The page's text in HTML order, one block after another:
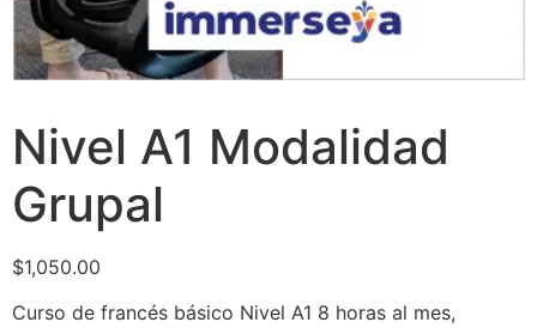
Nivel A1 Modalidad
Grupal
$1,050.00
Curso de francés básico Nivel A1 8 horas al mes,